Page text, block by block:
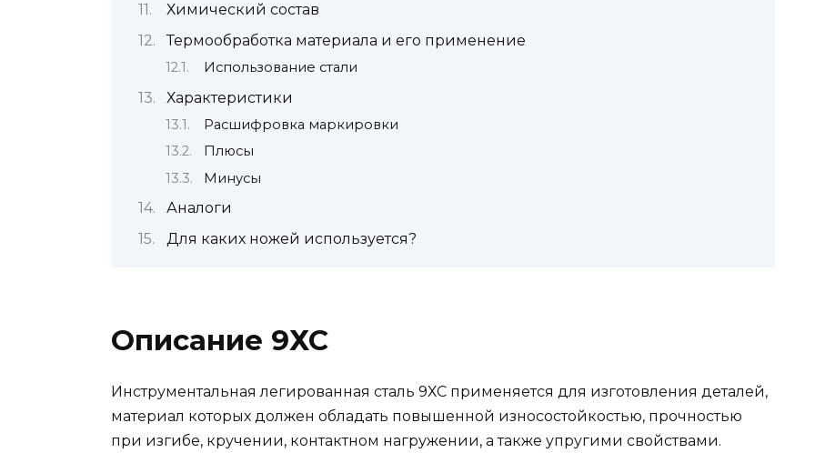
Химический состав
Термообработка материала и его применение
Использование стали
Характеристики
Расшифровка маркировки
Плюсы
Минусы
Аналоги
Для каких ножей используется?
Описание 9ХС
Инструментальная легированная сталь 9ХС применяется для изготовления деталей,
материал которых должен обладать повышенной износостойкостью, прочностью
при изгибе, кручении, контактном нагружении, а также упругими свойствами.